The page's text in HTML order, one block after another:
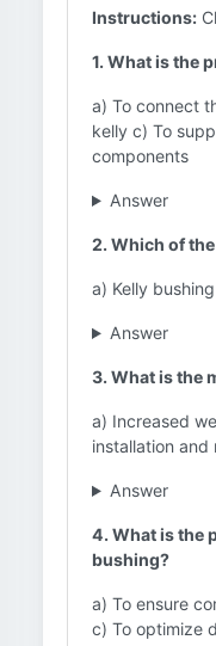
Instructions:
1. What is the
a) To connect
kelly c) To
components
Answer
2. Which of
a) Kelly
Answer
3. What is the
a) Increased
installation and
Answer
4. What is the
bushing?
a) To ensure
c) To optimize